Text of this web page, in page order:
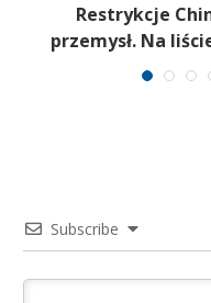
Restrykcje
przemysł. Na
Subscribe